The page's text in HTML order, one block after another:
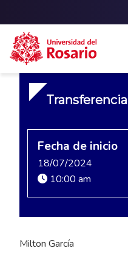
Skip to main content
Fecha de inicio
18/07/2024
10:00 am
Milton García